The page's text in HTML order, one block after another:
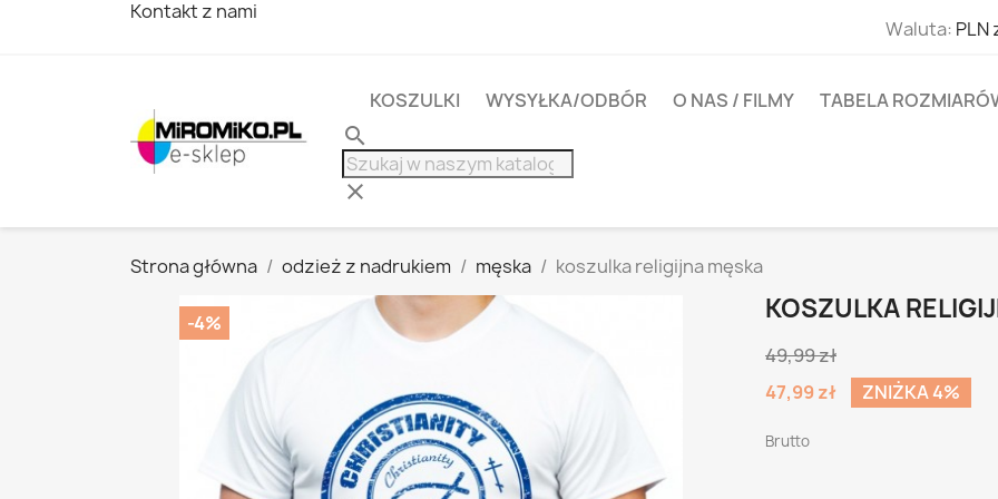
Kontakt z nami
Waluta: PLN
KOSZULKI WYSYŁKA/ODBÓR O NAS / FILMY TABELA
search
clear
Strona główna odzież z nadrukiem męska koszulka religijna męska
-4% KOSZULKA
49,99 zł
47,99 zł
ZNIŻKA 4%
Brutto